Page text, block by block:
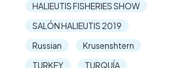
HALIEUTIS FISHERIES SHOW
SALÓN HALIEUTIS 2019
Russian
Krusenshtern
TURKEY
TURQUÍA